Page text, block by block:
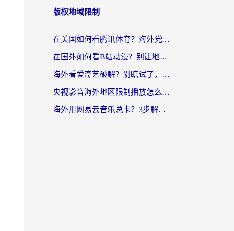
版权地域限制
在美国如何看腾讯体育？海外党解锁NBA欧洲杯直播的终极攻略
在国外如何看B站动漫？别让地区限制打断你的追番节奏
海外看爱奇艺破解？别瞎试了，这才是留学生华人追剧看球的正确打开方式
央视影音海外地区限制播放怎么办？海外党亲测有效的回国加速指南
海外用网易云音乐总卡？3步解决版权限制+卡顿，还能听喜马拉雅！